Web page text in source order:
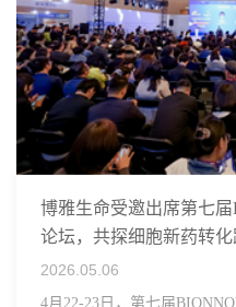
博雅生命受邀出席第七
论坛，共探细胞新药转化
2026.05.06
4月22-23日，第七届